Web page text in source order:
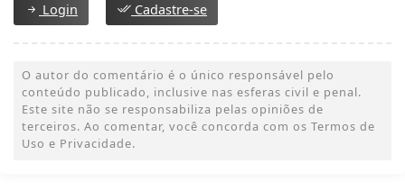
Login Cadastre-se
O autor do comentário é o único responsável pelo
conteúdo publicado, inclusive nas esferas civil e penal.
Este site não se responsabiliza pelas opiniões de
terceiros. Ao comentar, você concorda com os Termos de
Uso e Privacidade.